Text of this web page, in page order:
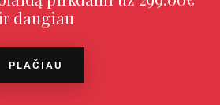
daugiau
PLAČIAU